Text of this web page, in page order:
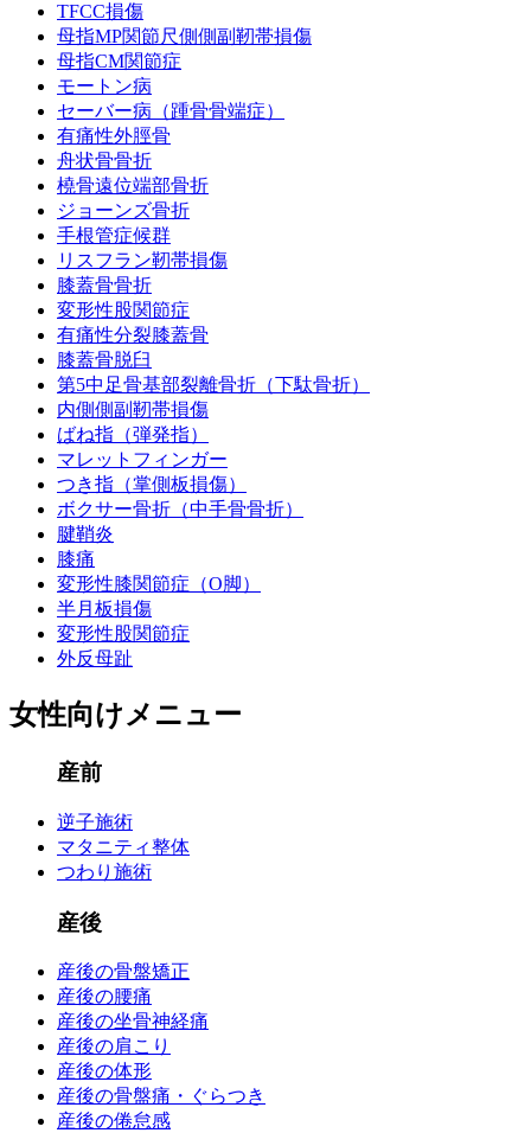
TFCC損傷
母指MP関節尺側側副靭帯損傷
母指CM関節症
モートン病
セーバー病（踵骨骨端症）
有痛性外脛骨
舟状骨骨折
橈骨遠位端部骨折
ジョーンズ骨折
手根管症候群
リスフラン靭帯損傷
膝蓋骨骨折
変形性股関節症
有痛性分裂膝蓋骨
膝蓋骨脱臼
第5中足骨基部裂離骨折（下駄骨折）
内側側副靭帯損傷
ばね指（弾発指）
マレットフィンガー
つき指（掌側板損傷）
ボクサー骨折（中手骨骨折）
腱鞘炎
膝痛
変形性膝関節症（O脚）
半月板損傷
変形性股関節症
外反母趾
女性向けメニュー
産前
逆子施術
マタニティ整体
つわり施術
産後
産後の骨盤矯正
産後の腰痛
産後の坐骨神経痛
産後の肩こり
産後の体形
産後の骨盤痛・ぐらつき
産後の倦怠感